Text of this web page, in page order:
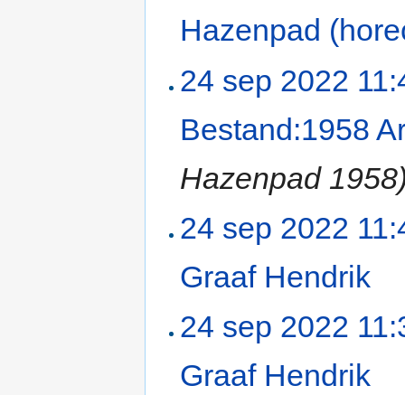
Hazenpad
24 sep 2022
Bestand:1958
Hazenpad
24 sep 2022
Graaf Hendrik
24 sep 2022
Graaf Hendrik